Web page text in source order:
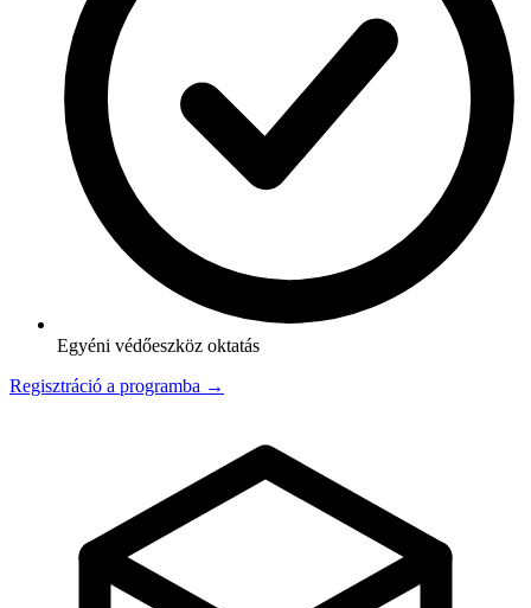
Egyéni védőeszköz oktatás
Regisztráció a programba →